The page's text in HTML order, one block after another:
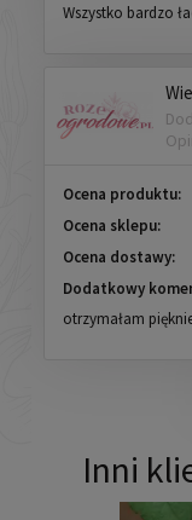
Wszystko bardzo
Ocena produktu:
Ocena sklepu:
Ocena dostawy:
Dodatkowy
otrzymałam
Inni